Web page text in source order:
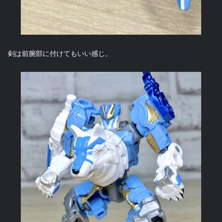
剣は前腕部に付けてもいい感じ。